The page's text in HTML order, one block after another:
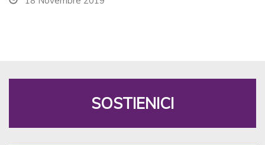
SOSTIENICI